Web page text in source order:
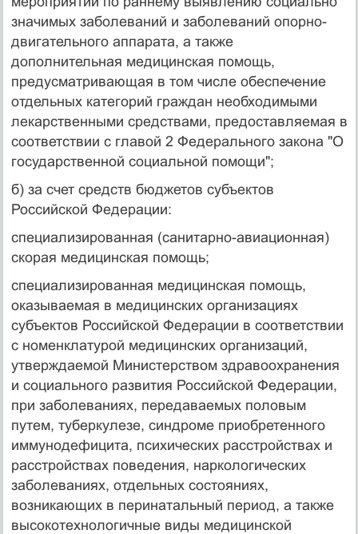
значимых заболеваний и заболеваний опорно-
двигательного аппарата, а также
дополнительная медицинская помощь,
предусматривающая в том числе обеспечение
отдельных категорий граждан необходимыми
лекарственными средствами, предоставляемая в
соответствии с главой 2 Федерального закона "О
государственной социальной помощи";
б) за счет средств бюджетов субъектов
Российской Федерации:
специализированная (санитарно-авиационная)
скорая медицинская помощь;
специализированная медицинская помощь,
оказываемая в медицинских организациях
субъектов Российской Федерации в соответствии
с номенклатурой медицинских организаций,
утверждаемой Министерством здравоохранения
и социального развития Российской Федерации,
при заболеваниях, передаваемых половым
путем, туберкулезе, синдроме приобретенного
иммунодефицита, психических расстройствах и
расстройствах поведения, наркологических
заболеваниях, отдельных состояниях,
возникающих в перинатальный период, а также
высокотехнологичные виды медицинской